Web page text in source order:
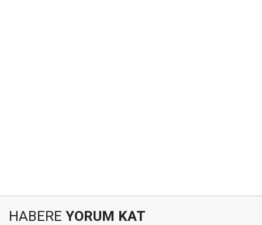
HABERE YORUM KAT